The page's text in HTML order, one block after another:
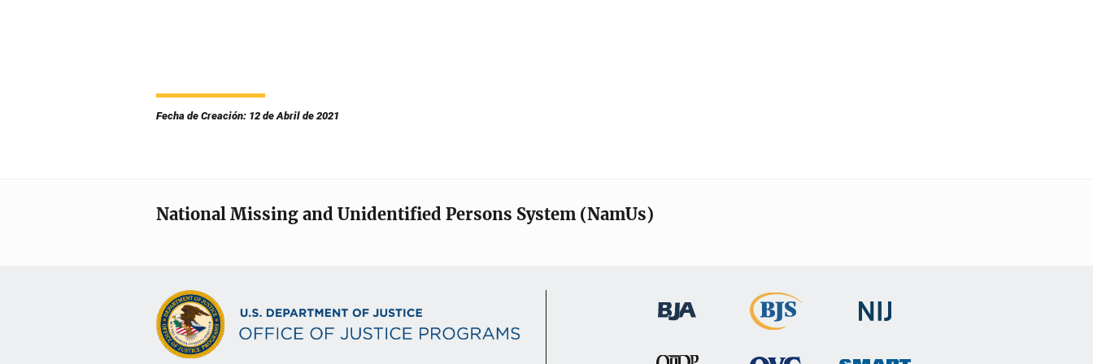
Fecha de Creación: 12 de Abril de 2021
National Missing and Unidentified Persons System (NamUs)